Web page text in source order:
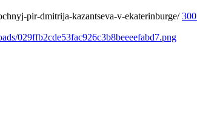
pir-dmitrija-kazantseva-v-ekaterinburge/ 300
029ffb2cde53fac926c3b8beeeefabd7.png